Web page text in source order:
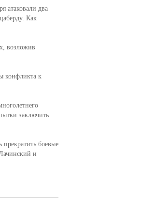
атаковали два
Как
возложив
конфликта к
заключить
боевые
и